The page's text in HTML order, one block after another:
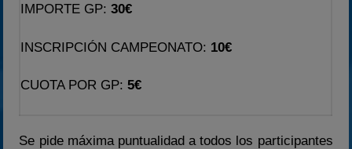
IMPORTE GP:30€
INSCRIPCIÓN CAMPEONATO: 10€
CUOTA POR GP:5€
Se pide máxima puntualidad a todos los participantes